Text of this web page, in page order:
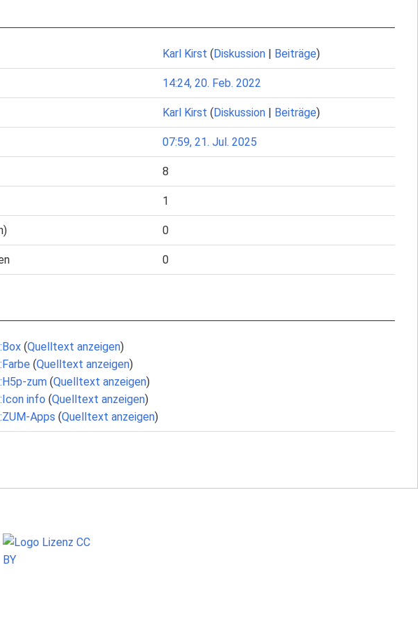
Karl Kirst (Diskussion | Beiträge)
14:24, 20. Feb. 2022
Karl Kirst (Diskussion | Beiträge)
07:59, 21. Jul. 2025
8
1
0
0
(Quelltext anzeigen)
(Quelltext anzeigen)
zum (Quelltext anzeigen)
info (Quelltext anzeigen)
Apps (Quelltext anzeigen)